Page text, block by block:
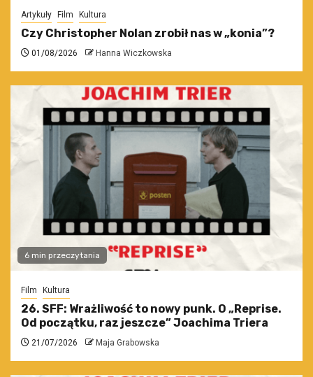
Artykuły Film Kultura
Czy Christopher Nolan zrobił nas w „konia”?
01/08/2026 Hanna Wiczkowska
6 min przeczytania
Film Kultura
26. SFF: Wrażliwość to nowy punk. O „Reprise.
Od początku, raz jeszcze” Joachima Triera
21/07/2026 Maja Grabowska